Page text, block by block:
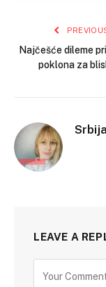
Najčešće dileme
poklona za
LEAVE A